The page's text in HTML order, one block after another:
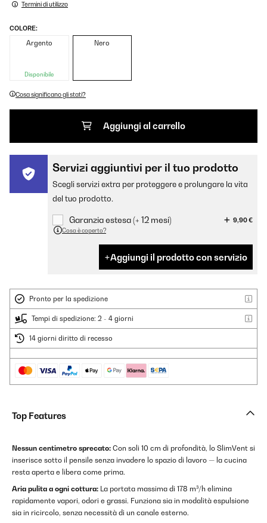
Termini di utilizzo
COLORE:
Argento
Disponibile
Nero
Cosa significano gli stati?
Aggiungi al carrello
Servizi aggiuntivi per il tuo prodotto
Scegli servizi extra per proteggere e prolungare la vita
del tuo prodotto.
Garanzia estesa (+ 12 mesi)
9,90 €
Cosa è coperto?
Aggiungi il prodotto con servizio
Pronto per la spedizione
Tempi di spedizione: 2 - 4 giorni
14 giorni diritto di recesso
Top Features
Nessun centimetro sprecato: Con soli 10 cm di profondità, lo SlimVent si
inserisce sotto il pensile senza invadere lo spazio di lavoro — la cucina
resta aperta e libera come prima.
Aria pulita a ogni cottura: La portata massima di 178 m³/h elimina
rapidamente vapori, odori e grassi. Funziona sia in modalità espulsione
sia in ricircolo, senza necessità di un canale esterno.